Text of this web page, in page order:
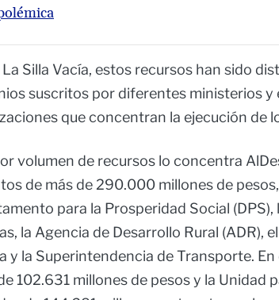
La Silla Vacía, estos recursos han sido
suscritos por diferentes ministerios y
que concentran la ejecución de
volumen de recursos lo concentra
de más de 290.000 millones de
para la Prosperidad Social (DPS),
la Agencia de Desarrollo Rural (ADR),
y la Superintendencia de Transporte.
102.631 millones de pesos y la Unidad